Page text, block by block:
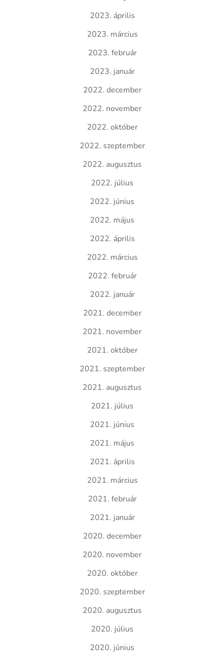
2023. április
2023. március
2023. február
2023. január
2022. december
2022. november
2022. október
2022. szeptember
2022. augusztus
2022. július
2022. június
2022. május
2022. április
2022. március
2022. február
2022. január
2021. december
2021. november
2021. október
2021. szeptember
2021. augusztus
2021. július
2021. június
2021. május
2021. április
2021. március
2021. február
2021. január
2020. december
2020. november
2020. október
2020. szeptember
2020. augusztus
2020. július
2020. június